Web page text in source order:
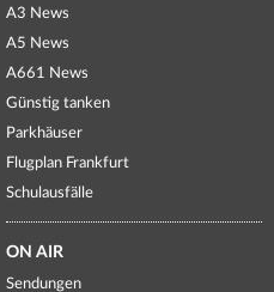
A3 News
A5 News
A661 News
Günstig tanken
Parkhäuser
Flugplan Frankfurt
Schulausfälle
ON AIR
Sendungen